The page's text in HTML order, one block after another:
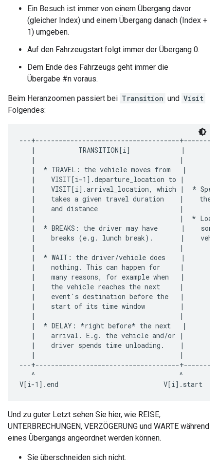
Ein Besuch ist immer von einem Übergang davor
(gleicher Index) und einem Übergang danach (Index +
1) umgeben.
Auf den Fahrzeugstart folgt immer der Übergang 0.
Dem Ende des Fahrzeugs geht immer die
Übergabe #n voraus.
Beim Heranzoomen passiert bei Transition und Visit
Folgendes:
---+-------------------------------------
|           TRANSITION[i]             |
|                                     |
|  * TRAVEL: the vehicle moves from   |
|    VISIT[i-1].departure_location to |
|    VISIT[i].arrival_location, which |  *
|    takes a given travel duration    |    the
|    and distance                     |
|                                     |  *
|  * BREAKS: the driver may have      |
|    breaks (e.g. lunch break).       |
|                                     |
|  * WAIT: the driver/vehicle does    |
|    nothing. This can happen for     |
|    many reasons, for example when   |
|    the vehicle reaches the next     |
|    event's destination before the   |
|    start of its time window         |
|                                     |
|  * DELAY: *right before* the next   |
|    arrival. E.g. the vehicle and/or |
|    driver spends time unloading.    |
|                                     |
---+-------------------------------------
^                                     ^
Und zu guter Letzt sehen Sie hier, wie REISE,
UNTERBRECHUNGEN, VERZÖGERUNG und WARTE während
eines Übergangs angeordnet werden können.
Sie überschneiden sich nicht.